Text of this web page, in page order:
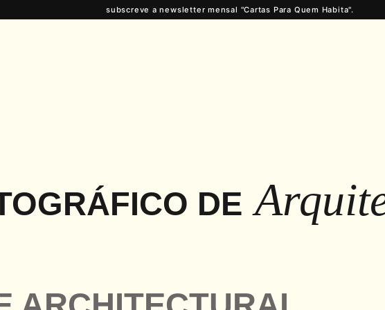
DE
subscreve a newsletter mensal "Cartas Para Quem Habita".